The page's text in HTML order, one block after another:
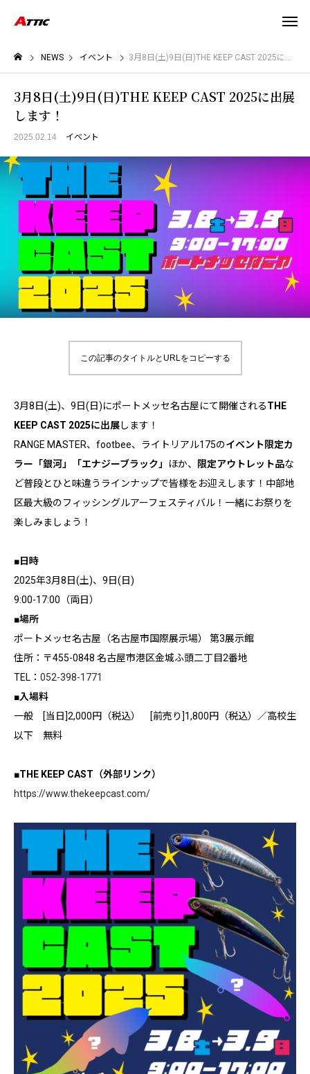
NEWS イベント 3月8日(土)9日(日)THE KEEP CAST 2025に出展します！
3月8日(土)9日(日)THE KEEP CAST 2025に出展
します！
2025.02.14 イベント
この記事のタイトルとURLをコピーする
3月8日(土)、9日(日)にポートメッセ名古屋にて開催されるTHE
KEEP CAST 2025に出展します！
RANGE MASTER、footbee、ライトリアル175のイベント限定カ
ラー「銀河」「エナジーブラック」
ほか、 限定アウトレット品な
ど普段とひと味違うラインナップで皆様をお迎えします！中部地
区最大級のフィッシングルアーフェスティバル！一緒にお祭りを
楽しみましょう！
■日時
2025年3月8日(土)、9日(日)
9:00-17:00（両日）
■場所
ポートメッセ名古屋（名古屋市国際展示場） 第3展示館
住所：〒455-0848 名古屋市港区金城ふ頭二丁目2番地
TEL： 052-398-1771
■入場料
一般 [当日]2,000円 （税込） [前売り]1,800円（税込）
／高校生
以下 無料
■THE KEEP CAST（外部リンク）
https://www.thekeepcast.com/